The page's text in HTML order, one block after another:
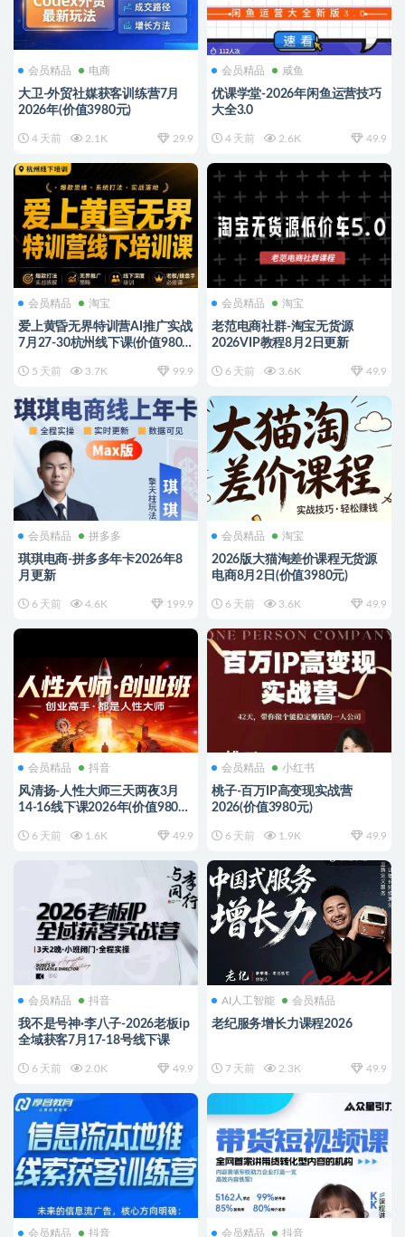
会员精品 电商
大卫-外贸社媒获客训练营7月
2026年(价值3980元)
4 天前 2.1K 29.9
会员精品 咸鱼
优课学堂-2026年闲鱼运营技巧
大全3.0
4 天前 2.6K 49.9
会员精品 淘宝
爱上黄昏无界特训营AI推广实战
7月27-30杭州线下课(价值9800
5 天前 3.7K 99.9
会员精品 淘宝
老范电商社群-淘宝无货源
2026VIP教程8月2日更新
6 天前 3.6K 49.9
会员精品 拼多多
琪琪电商-拼多多年卡2026年8
月更新
6 天前 4.6K 199.9
会员精品 淘宝
2026版大猫淘差价课程无货源
电商8月2日(价值3980元)
6 天前 3.6K 49.9
会员精品 抖音
风清扬-人性大师三天两夜3月
14-16线下课2026年(价值9800
6 天前 1.6K 49.9
会员精品 小红书
桃子-百万IP高变现实战营
2026(价值3980元)
6 天前 1.9K 49.9
会员精品 抖音
我不是号神·李八子-2026老板ip
全域获客7月17-18号线下课
6 天前 2.0K 49.9
AI人工智能 会员精品
老纪服务增长力课程2026
7 天前 2.3K 49.9
会员精品 抖音 会员精品 抖音